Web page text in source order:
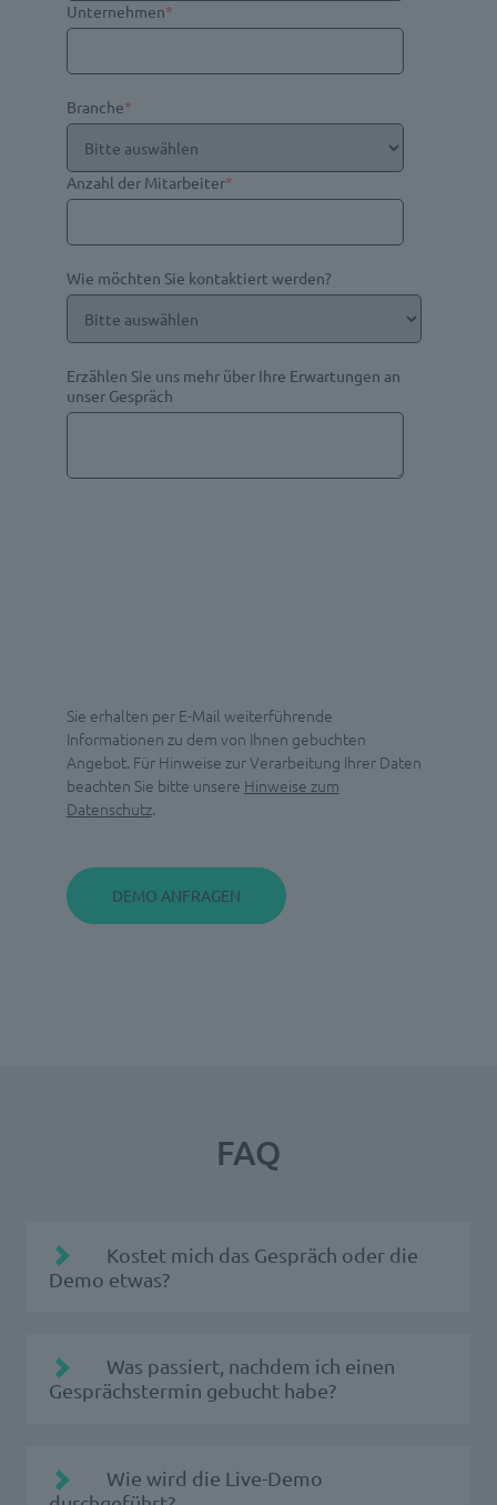
Unternehmen*
Branche*
Anzahl der Mitarbeiter*
Wie möchten Sie kontaktiert werden?
Erzählen Sie uns mehr über Ihre Erwartungen an
unser Gespräch
Sie erhalten per E-Mail weiterführende
Informationen zu dem von Ihnen gebuchten
Angebot. Für Hinweise zur Verarbeitung Ihrer Daten
beachten Sie bitte unsere Hinweise zum
Datenschutz.
FAQ
Kostet mich das Gespräch oder die
Demo etwas?
Was passiert, nachdem ich einen
Gesprächstermin gebucht habe?
Sie erhalten eine Buchungsbestätigung per
E-Mail. Der passende Ansprechpartner der
Wie wird die Live-Demo